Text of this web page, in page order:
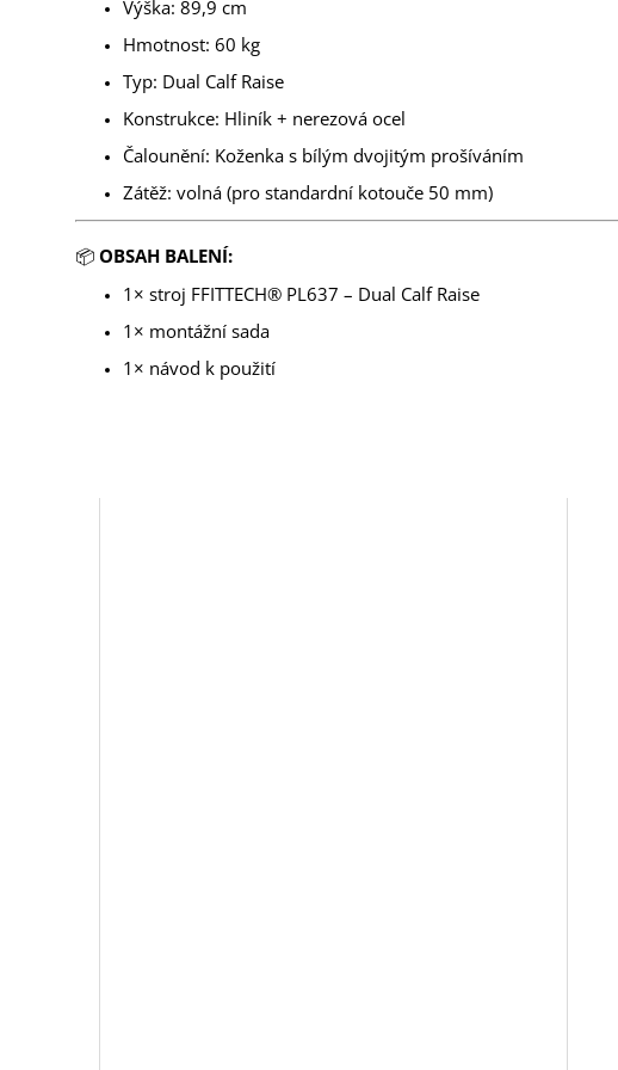
Výška: 89,9 cm
Hmotnost: 60 kg
Typ: Dual Calf Raise
Konstrukce: Hliník + nerezová ocel
Čalounění: Koženka s bílým dvojitým prošíváním
Zátěž: volná (pro standardní kotouče 50 mm)
📦 OBSAH BALENÍ:
1× stroj FFITTECH® PL637 – Dual Calf Raise
1× montážní sada
1× návod k použití